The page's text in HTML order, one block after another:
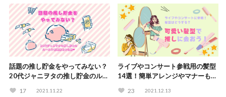
話題の推し貯金をやってみない？
20代ジャニヲタの推し貯金のルー
17 2021.11.22
ライブやコンサート参戦用の髪型
14選！簡単アレンジやマナーも解
23 2021.12.13